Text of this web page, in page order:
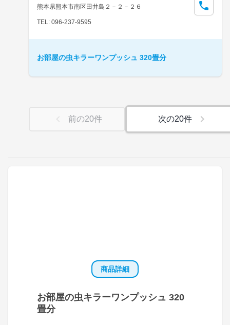
商品詳細
お部屋の虫キラーワンプッシュ 320
畳分
熊本県熊本市南区田井島２－２－２６
TEL: 096-237-9595
お部屋の虫キラーワンプッシュ 320畳分
前の20件 次の20件